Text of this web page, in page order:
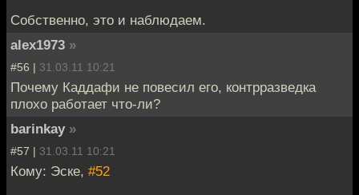
Собственно, это и наблюдаем.
alex1973 »
#56 | 31.03.11 10:21
Почему Каддафи не повесил его, контрразведка
плохо работает что-ли?
barinkay »
#57 | 31.03.11 10:21
Кому: Эске, #52